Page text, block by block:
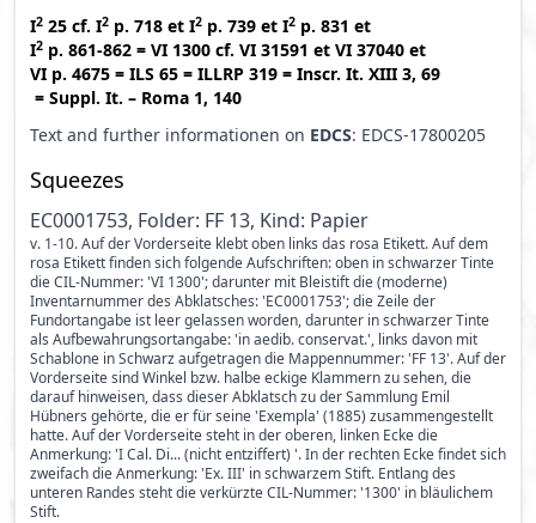
I2 25 cf. I2 p. 718 et I2 p. 739 et I2 p. 831 et
I2 p. 861-862 = VI 1300 cf. VI 31591 et VI 37040 et
VI p. 4675 = ILS 65 = ILLRP 319 = Inscr. It. XIII 3, 69
= Suppl. It. – Roma 1, 140
Text and further informationen on EDCS: EDCS-17800205
Squeezes
EC0001753, Folder: FF 13, Kind: Papier
v. 1-10. Auf der Vorderseite klebt oben links das rosa Etikett. Auf dem
rosa Etikett finden sich folgende Aufschriften: oben in schwarzer Tinte
die CIL-Nummer: 'VI 1300'; darunter mit Bleistift die (moderne)
Inventarnummer des Abklatsches: 'EC0001753'; die Zeile der
Fundortangabe ist leer gelassen worden, darunter in schwarzer Tinte
als Aufbewahrungsortangabe: 'in aedib. conservat.', links davon mit
Schablone in Schwarz aufgetragen die Mappennummer: 'FF 13'. Auf der
Vorderseite sind Winkel bzw. halbe eckige Klammern zu sehen, die
darauf hinweisen, dass dieser Abklatsch zu der Sammlung Emil
Hübners gehörte, die er für seine 'Exempla' (1885) zusammengestellt
hatte. Auf der Vorderseite steht in der oberen, linken Ecke die
Anmerkung: 'I Cal. Di... (nicht entziffert) '. In der rechten Ecke findet sich
zweifach die Anmerkung: 'Ex. III' in schwarzem Stift. Entlang des
unteren Randes steht die verkürzte CIL-Nummer: '1300' in bläulichem
Stift.